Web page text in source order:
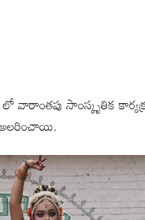
వారాంతపు సాంస్కృతిక
అలరించాయి.